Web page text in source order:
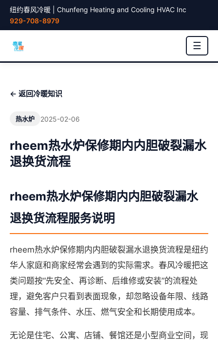
纽约春风冷暖 | Chunfeng Heating and Cooling HVAC Inc
929-708-8979
☰
← 返回冷暖知识
热水炉 2025-02-06
rheem热水炉保修期内内胆破裂漏水
退换货流程
rheem热水炉保修期内内胆破裂漏水
退换货流程服务说明
rheem热水炉保修期内内胆破裂漏水退换货流程是纽约
华人家庭和商家经常会遇到的实际需求。春风冷暖把这
类问题按“先安全、再诊断、后维修或安装”的流程处
理，避免客户只看到表面现象，却忽略设备年限、线路
容量、排气条件、水压、燃气安全和长期使用成本。
无论是住宅、公寓、店铺、餐馆还是小型商业空间，现